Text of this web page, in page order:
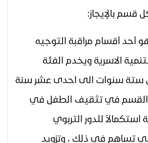
بالإيجاز:
أحد أقسام مراقبة التوجيه
الاسرية ويخدم الفئة
ستة سنوات الى احدى عشر سنة
القسم في تثقيف الطفل في
للدور التربوي
تساهم في ذلك ، وتزويد